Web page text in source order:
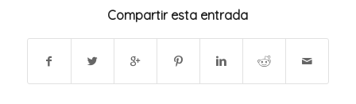
Compartir esta entrada